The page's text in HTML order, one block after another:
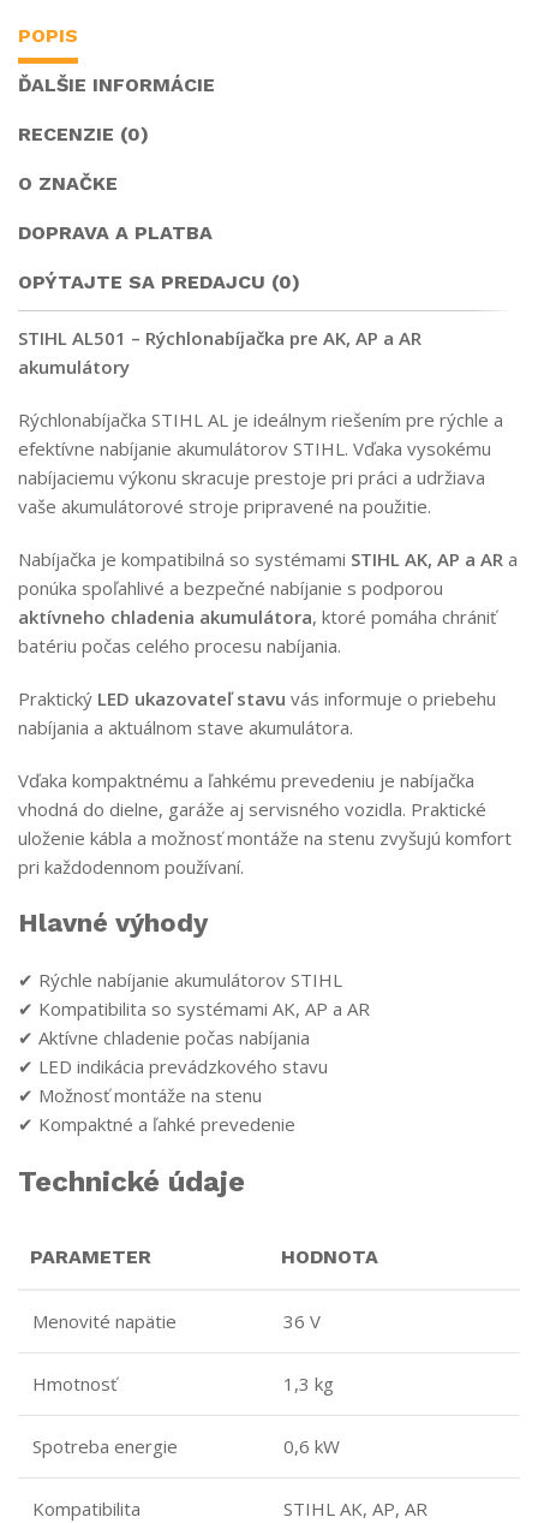
POPIS
ĎALŠIE INFORMÁCIE
RECENZIE (0)
O ZNAČKE
DOPRAVA A PLATBA
OPÝTAJTE SA PREDAJCU (0)
STIHL AL501 – Rýchlonabíjačka pre AK, AP a AR
akumulátory
Rýchlonabíjačka STIHL AL je ideálnym riešením pre rýchle a
efektívne nabíjanie akumulátorov STIHL. Vďaka vysokému
nabíjaciemu výkonu skracuje prestoje pri práci a udržiava
vaše akumulátorové stroje pripravené na použitie.
Nabíjačka je kompatibilná so systémami STIHL AK, AP a AR a
ponúka spoľahlivé a bezpečné nabíjanie s podporou
aktívneho chladenia akumulátora, ktoré pomáha chrániť
batériu počas celého procesu nabíjania.
Praktický LED ukazovateľ stavu vás informuje o priebehu
nabíjania a aktuálnom stave akumulátora.
Vďaka kompaktnému a ľahkému prevedeniu je nabíjačka
vhodná do dielne, garáže aj servisného vozidla. Praktické
uloženie kábla a možnosť montáže na stenu zvyšujú komfort
pri každodennom používaní.
Hlavné výhody
✔ Rýchle nabíjanie akumulátorov STIHL
✔ Kompatibilita so systémami AK, AP a AR
✔ Aktívne chladenie počas nabíjania
✔ LED indikácia prevádzkového stavu
✔ Možnosť montáže na stenu
✔ Kompaktné a ľahké prevedenie
Technické údaje
PARAMETER HODNOTA
Menovité napätie 36 V
Hmotnosť 1,3 kg
Spotreba energie 0,6 kW
Kompatibilita STIHL AK, AP, AR